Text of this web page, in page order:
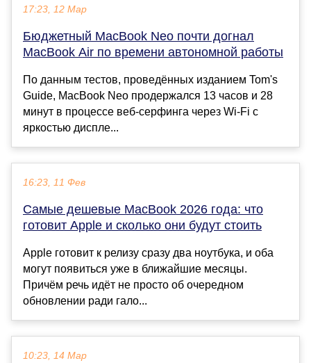
17:23, 12 Мар
Бюджетный MacBook Neo почти догнал
MacBook Air по времени автономной работы
По данным тестов, проведённых изданием Tom's
Guide, MacBook Neo продержался 13 часов и 28
минут в процессе веб-серфинга через Wi-Fi с
яркостью диспле...
16:23, 11 Фев
Самые дешевые MacBook 2026 года: что
готовит Apple и сколько они будут стоить
Apple готовит к релизу сразу два ноутбука, и оба
могут появиться уже в ближайшие месяцы.
Причём речь идёт не просто об очередном
обновлении ради гало...
10:23, 14 Мар